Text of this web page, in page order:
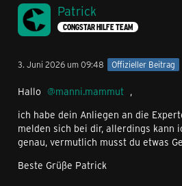
Patrick
CONGSTAR HILFE TEAM
3. Juni 2026 um 09:48 Offizieller Beitrag
Hallo manni.mammut ,
ich habe dein Anliegen an die
melden sich bei dir, allerdings kann
genau, vermutlich musst du etwas
Beste Grüße Patrick